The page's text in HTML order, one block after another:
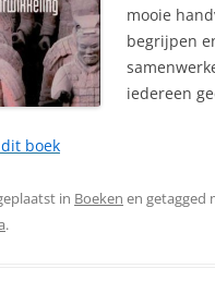
mooie
begrijpen
iedereen
boek
in Boeken en getagged
.